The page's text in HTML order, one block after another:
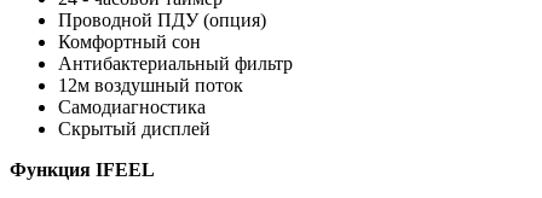
Проводной ПДУ (опция)
Комфортный сон
Антибактериальный фильтр
12м воздушный поток
Самодиагностика
Скрытый дисплей
Функция IFEEL